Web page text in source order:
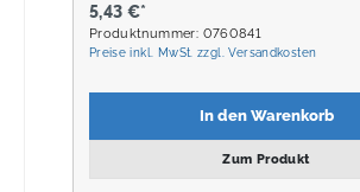
5,43 €*
Produktnummer: 0760841
Preise inkl. MwSt. zzgl. Versandkosten
In den Warenkorb
Zum Produkt